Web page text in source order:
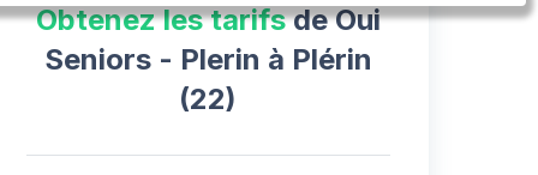
Obtenez les tarifsde Oui
Seniors - Plerin à Plérin
(22)